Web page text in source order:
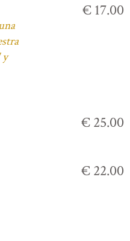
y
€ 17.00
€ 25.00
€ 22.00